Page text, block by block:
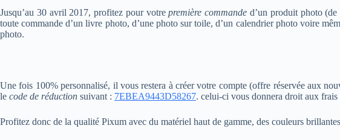
Jusqu’au 30 avril 2017, profitez pour votrepremière commande d’un produit photo
toute commande d’un livre photo, d’une photo sur toile, d’un calendrier photo voire
photo.
Une fois 100% personnalisé, il vous restera à créer votre compte (offre réservée aux
le code de réduction suivant : 7EBEA9443D58267. celui-ci vous donnera droit aux
Profitez donc de la qualité Pixum avec du matériel haut de gamme, des couleurs